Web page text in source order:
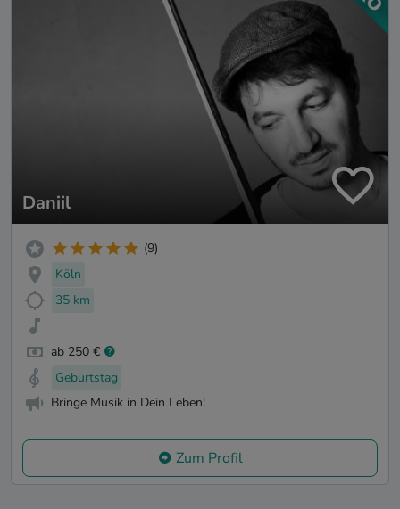
Daniil
(9)
Köln
35 km
ab 250 €
Geburtstag
Bringe Musik in Dein Leben!
Zum Profil